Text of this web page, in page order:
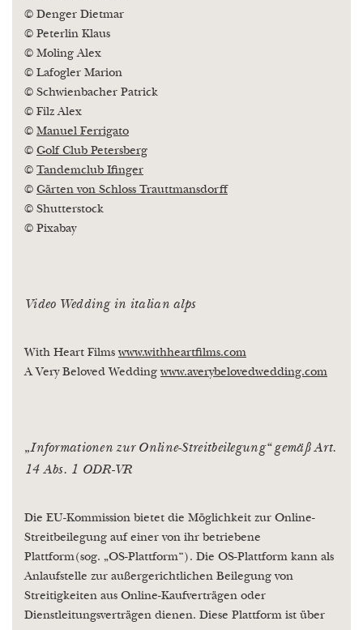
© Denger Dietmar
© Peterlin Klaus
© Moling Alex
© Lafogler Marion
© Schwienbacher Patrick
© Filz Alex
© Manuel Ferrigato
© Golf Club Petersberg
© Tandemclub Ifinger
© Gärten von Schloss Trauttmansdorff
© Shutterstock
© Pixabay
Video Wedding in italian alps
With Heart Filmswww.withheartfilms.com
A Very Beloved Weddingwww.averybelovedwedding.com
„Informationen zur Online-Streitbeilegung“ gemäß Art.
14 Abs. 1 ODR-VR
Die EU-Kommission bietet die Möglichkeit zur Online-
Streitbeilegung auf einer von ihr betriebene
Plattform(sog. „OS-Plattform“). Die OS-Plattform kann als
Anlaufstelle zur außergerichtlichen Beilegung von
Streitigkeiten aus Online-Kaufverträgen oder
Dienstleitungsverträgen dienen. Diese Plattform ist über